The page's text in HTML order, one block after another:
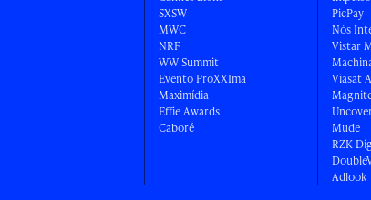
SXSW
MWC
NRF
WW Summit
Evento ProXXIma
Maximídia
Effie Awards
Caboré
PicPay
Nós
Vistar
Viasat
Mude
RZK
Adlook